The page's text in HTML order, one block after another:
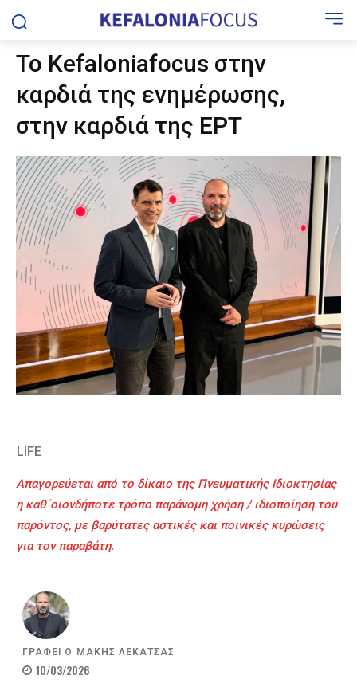
Το Kefaloniafocus στην
καρδιά της ενημέρωσης,
στην καρδιά της ΕΡΤ
LIFE
Απαγορεύεται από το δίκαιο της Πνευματικής Ιδιοκτησίας
η καθ΄οιονδήποτε τρόπο παράνομη χρήση / ιδιοποίηση του
παρόντος, με βαρύτατες αστικές και ποινικές κυρώσεις
για τον παραβάτη.
ΓΡΑΦΕΙ Ο ΜΑΚΗΣ ΛΕΚΑΤΣΑΣ
10/03/2026